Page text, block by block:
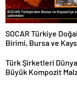
SOCAR Türkiye
Birimi, Bursa ve
Türk Şirketleri
Büyük Kompozit